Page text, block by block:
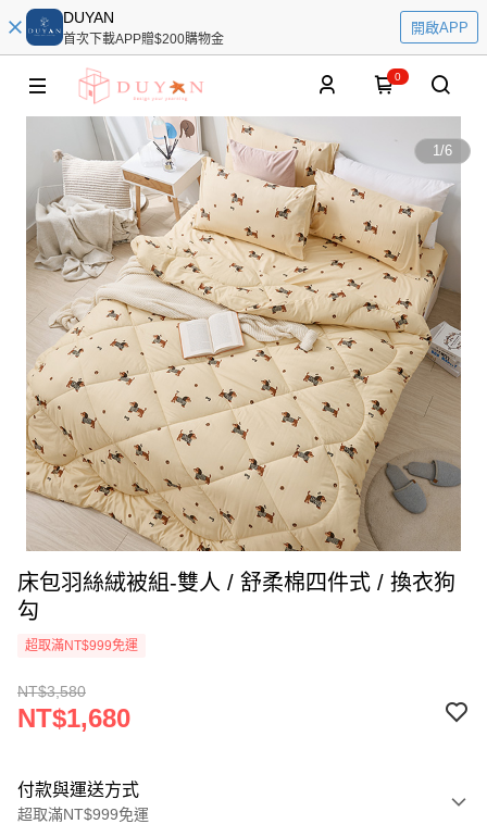
DUYAN
首次下載APP贈$200購物金
開啟APP
0
1/6
床包羽絲絨被組-雙人 / 舒柔棉四件式 / 換衣狗
勾
超取滿NT$999免運
NT$3,580
NT$1,680
付款與運送方式
超取滿NT$999免運